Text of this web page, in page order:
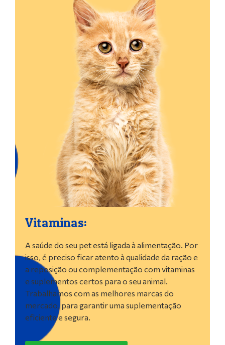
Vitaminas:
A saúde do seu pet está ligada à alimentação. Por
isso, é preciso ficar atento à qualidade da ração e
a reposição ou complementação com vitaminas
e suplementos certos para o seu animal.
Trabalhamos com as melhores marcas do
mercado, para garantir uma suplementação
eficiente e segura.